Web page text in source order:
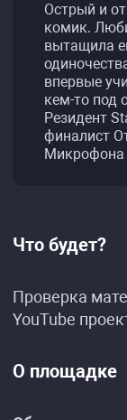
Острый и
комик.
вытащила
впервые
кем-то под
Резидент
финалист
Микрофона
Что будет?
Проверка
YouTube
О площадке